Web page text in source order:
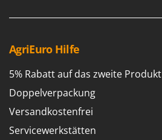
AgriEuro Hilfe
5% Rabatt auf das zweite Produkt
Doppelverpackung
Versandkostenfrei
Servicewerkstätten